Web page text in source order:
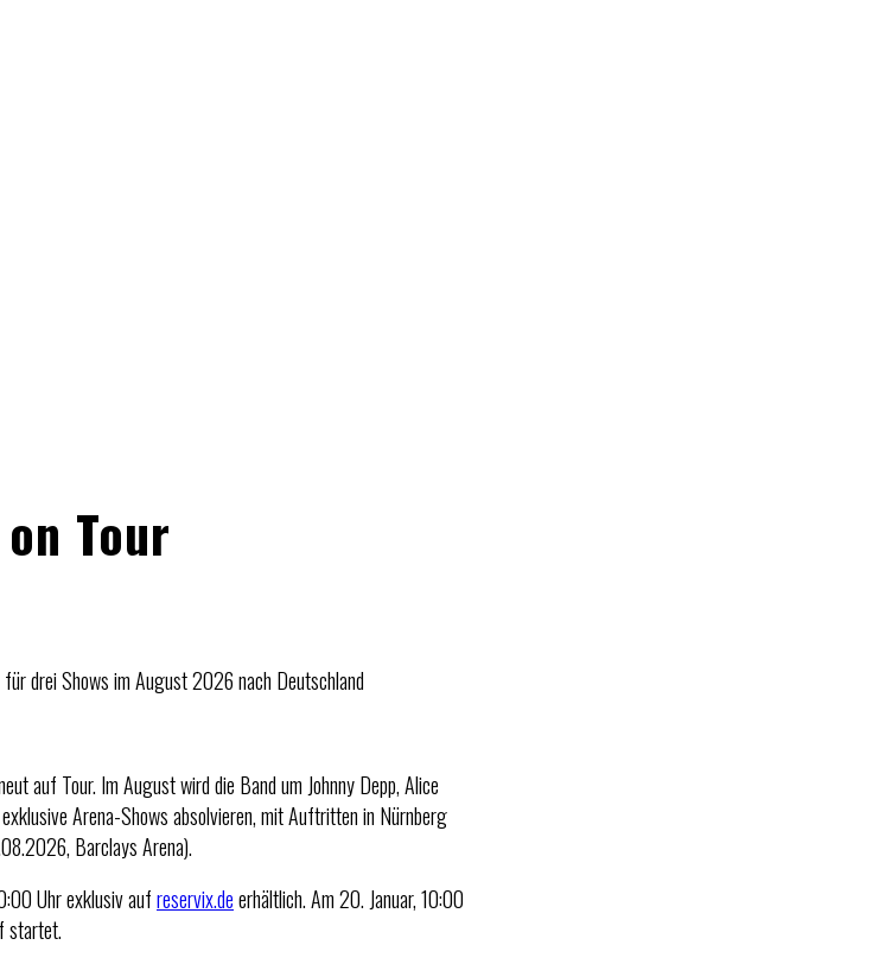
Tour
drei Shows im August 2026 nach Deutschland
auf Tour. Im August wird die Band um Johnny Depp, Alice
Arena-Shows absolvieren, mit Auftritten in Nürnberg
Barclays Arena).
Uhr exklusiv aufreservix.deerhältlich. Am 20. Januar, 10:00
startet.